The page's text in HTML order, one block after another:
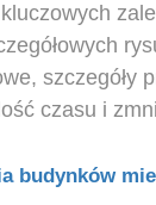
szczegóły
czasu i
budynków